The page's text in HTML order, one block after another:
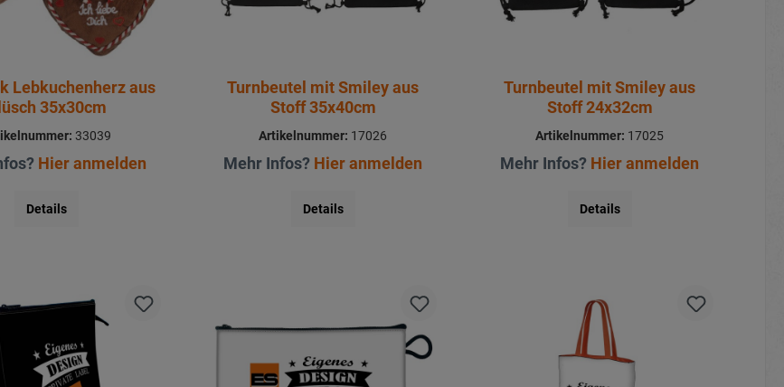
Lebkuchenherz aus
35x30cm
33039
Hier anmelden
Details
Turnbeutel mit Smiley aus
Stoff 35x40cm
Artikelnummer: 17026
Mehr Infos? Hier anmelden
Details
Turnbeutel mit Smiley aus
Stoff 24x32cm
Artikelnummer: 17025
Mehr Infos? Hier anmelden
Details